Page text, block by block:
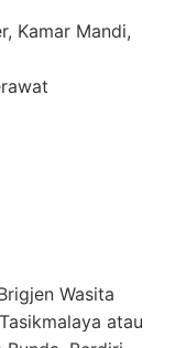
Kamar Mandi,
Wasita
atau